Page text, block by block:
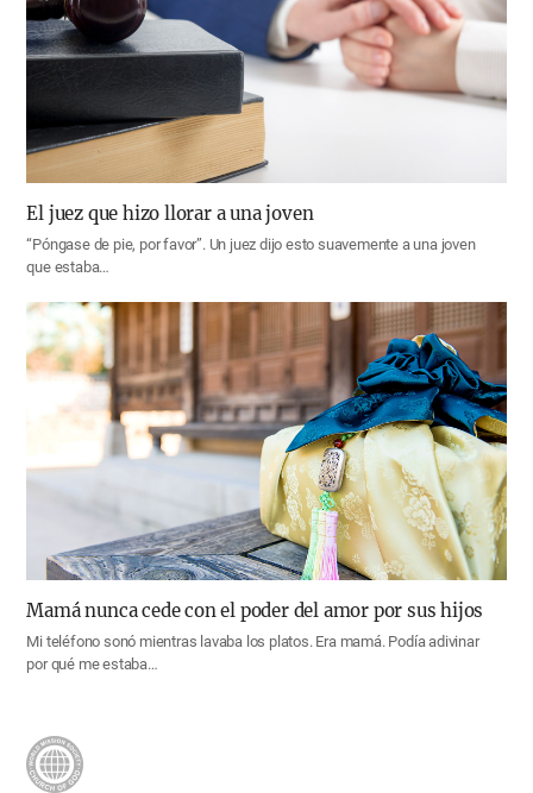
El juez que hizo llorar a una joven
“Póngase de pie, por favor”. Un juez dijo esto suavemente a una joven
que estaba…
Mamá nunca cede con el poder del amor por sus hijos
Mi teléfono sonó mientras lavaba los platos. Era mamá. Podía adivinar
por qué me estaba…